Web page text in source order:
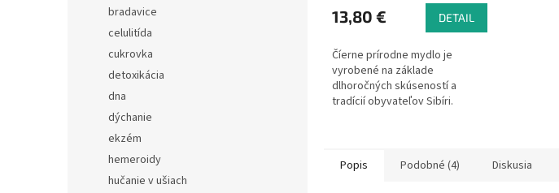
bradavice
celulitída
cukrovka
detoxikácia
dna
dýchanie
ekzém
hemeroidy
hučanie v ušiach
13,80 € DETAIL
Číerne prírodne mydlo je
vyrobené na základe
dlhoročných skúseností a
tradícií obyvateľov Sibíri.
seborea, ekzému, lupienky.
Popis Podobné (4) Diskusia